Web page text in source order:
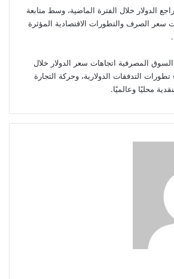
الدولار خلال الفترة الماضية، وسط متابعة
سعر الصرف والتطورات الاقتصادية المؤثرة
المصرفية اتجاهات سعر الدولار خلال
التدفقات الدولارية، وحركة التجارة
محليًا وعالميًا.